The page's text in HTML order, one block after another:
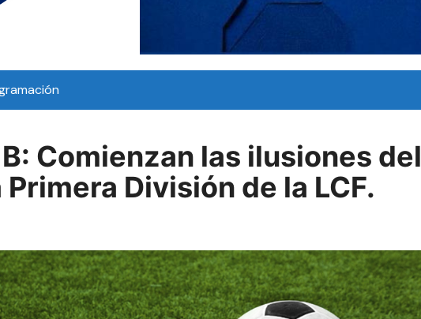
Comienzan las ilusiones del
División de la LCF.